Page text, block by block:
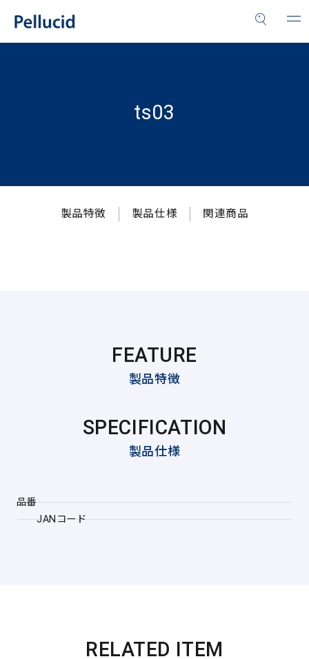
ts03
製品特徴 製品仕様 関連商品
FEATURE
製品特徴
SPECIFICATION
製品仕様
品番
JANコード
RELATED ITEM